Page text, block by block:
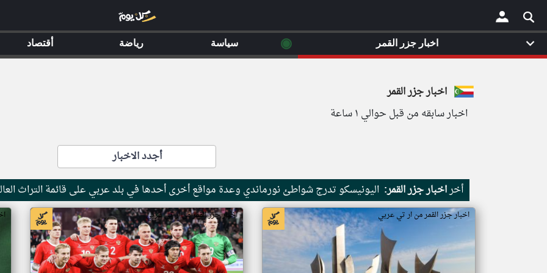
×
اخبار جزر القمر
اخبار سابقه من قبل حوالي ١ ساعة
أجدد الاخبار
أخراخبار جزر القمر: اليونيسكو تدرج شواطئ نورماندي وعدة مواقع أخرى أحدها في بلد عربي على قائمة التراث
اخبار جزر القمر من ار تي عربي اخبار جزر القمر من ار تي عربي
اخبار جزر القمر ◉ سياسة رياضة أقتصاد